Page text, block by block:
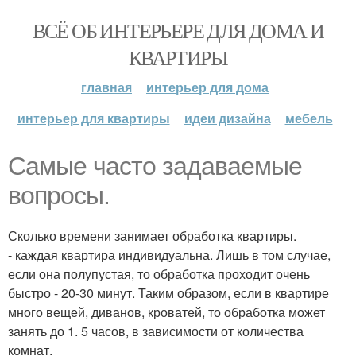
ВСЁ ОБ ИНТЕРЬЕРЕ ДЛЯ ДОМА И
КВАРТИРЫ
главная
интерьер для дома
интерьер для квартиры
идеи дизайна мебель
Самые часто задаваемые
вопросы.
Сколько времени занимает обработка квартиры.
- каждая квартира индивидуальна. Лишь в том случае,
если она полупустая, то обработка проходит очень
быстро - 20-30 минут. Таким образом, если в квартире
много вещей, диванов, кроватей, то обработка может
занять до 1. 5 часов, в зависимости от количества
комнат.